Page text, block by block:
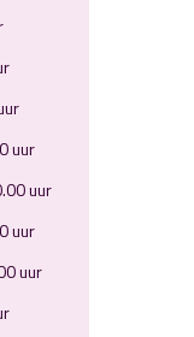
uur
uur
uur
uur